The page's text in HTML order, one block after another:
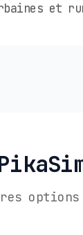
et